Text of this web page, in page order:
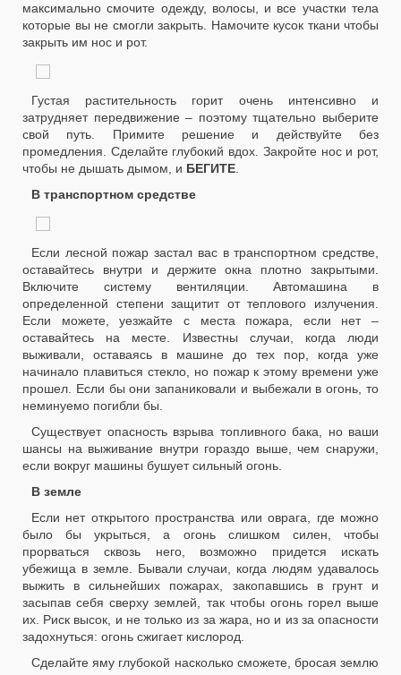
максимально смочите одежду, волосы, и все участки тела
которые вы не смогли закрыть. Намочите кусок ткани чтобы
закрыть им нос и рот.
Густая растительность горит очень интенсивно и
затрудняет передвижение – поэтому тщательно выберите
свой путь. Примите решение и действуйте без
промедления. Сделайте глубокий вдох. Закройте нос и рот,
чтобы не дышать дымом, и БЕГИТЕ
В транспортном средстве
Если лесной пожар застал вас в транспортном средстве,
оставайтесь внутри и держите окна плотно закрытыми.
Включите систему вентиляции. Автомашина в
определенной степени защитит от теплового излучения.
Если можете, уезжайте с места пожара, если нет –
оставайтесь на месте. Известны случаи, когда люди
выживали, оставаясь в машине до тех пор, когда уже
начинало плавиться стекло, но пожар к этому времени уже
прошел. Если бы они запаниковали и выбежали в огонь, то
неминуемо погибли бы.
Существует опасность взрыва топливного бака, но ваши
шансы на выживание внутри гораздо выше, чем снаружи,
если вокруг машины бушует сильный огонь.
В земле
Если нет открытого пространства или оврага, где можно
было бы укрыться, а огонь слишком силен, чтобы
прорваться сквозь него, возможно придется искать
убежища в земле. Бывали случаи, когда людям удавалось
выжить в сильнейших пожарах, закопавшись в грунт и
засыпав себя сверху землей, так чтобы огонь горел выше
их. Риск высок, и не только из за жара, но и из за опасности
задохнуться: огонь сжигает кислород.
Сделайте яму глубокой насколько сможете, бросая землю